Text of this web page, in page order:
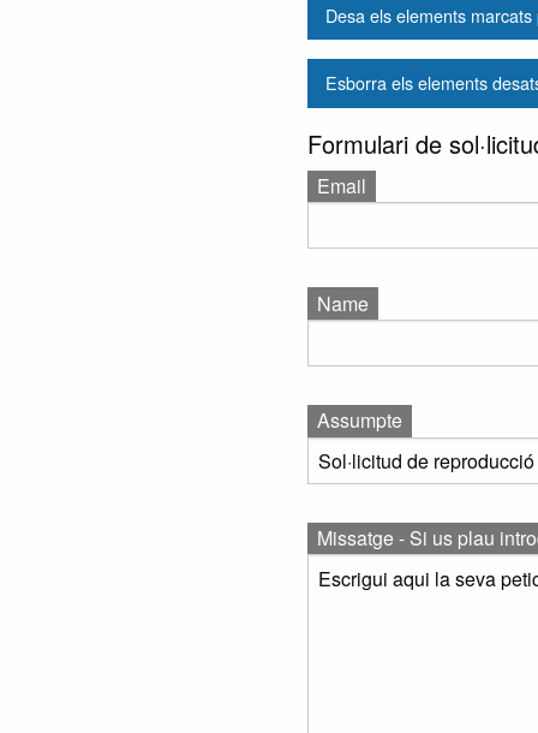
Desa els elements
Esborra els elements
Formulari de
Email
Name
Assumpte
Missatge - Si us plau